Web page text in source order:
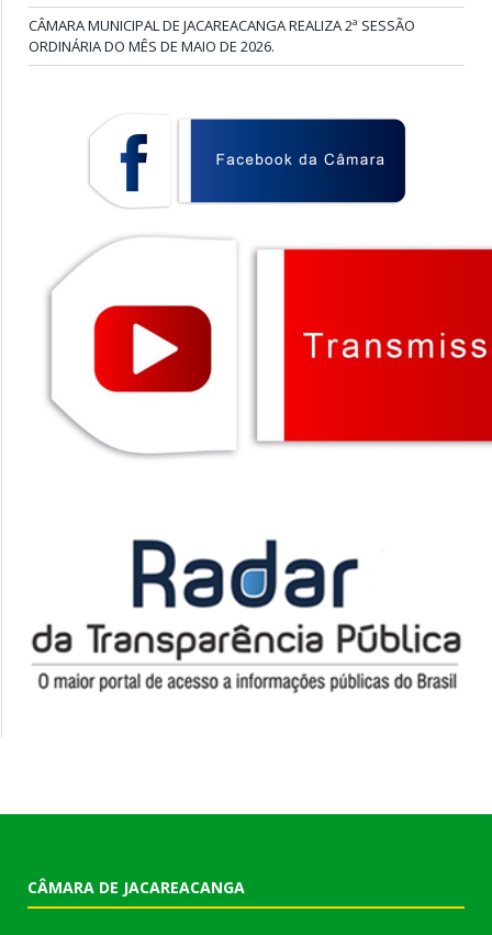
CÂMARA MUNICIPAL DE JACAREACANGA REALIZA 2ª SESSÃO
ORDINÁRIA DO MÊS DE MAIO DE 2026.
CÂMARA DE JACAREACANGA